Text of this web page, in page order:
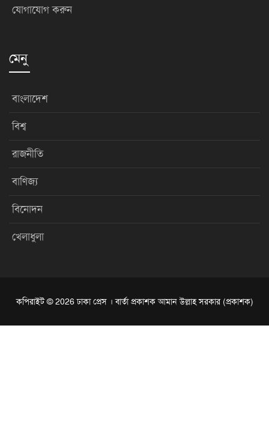
যোগাযোগ করুন
মেনু
বাংলাদেশ
বিশ্ব
রাজনীতি
বাণিজ্য
বিনোদন
খেলাধুলা
কপিরাইট © 2026 ঢাকা প্রেস । বার্তা প্রকাশক আমান উল্লাহ সরকার (প্রকাশক)